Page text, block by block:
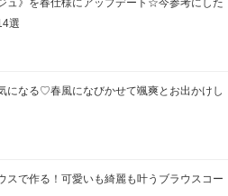
ュ》を春仕様にアップデート☆今参考にした
選
になる♡春風になびかせて颯爽とお出かけし
スで作る！可愛いも綺麗も叶うブラウスコー